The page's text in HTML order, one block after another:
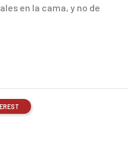
en la cama, y no de